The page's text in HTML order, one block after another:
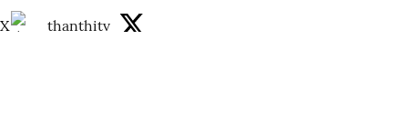
thanthitv
X